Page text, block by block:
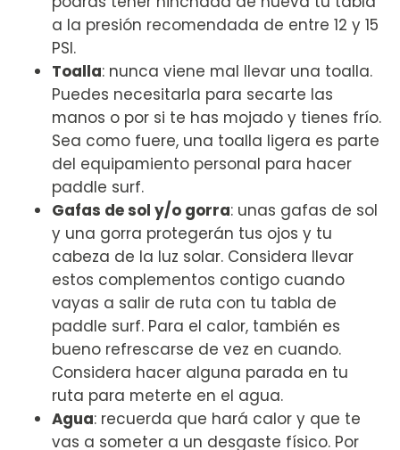
a la presión recomendada de entre 12 y 15
PSI.
Toalla: nunca viene mal llevar una toalla.
Puedes necesitarla para secarte las
manos o por si te has mojado y tienes frío.
Sea como fuere, una toalla ligera es parte
del equipamiento personal para hacer
paddle surf.
Gafas de sol y/o gorra: unas gafas de sol
y una gorra protegerán tus ojos y tu
cabeza de la luz solar. Considera llevar
estos complementos contigo cuando
vayas a salir de ruta con tu tabla de
paddle surf. Para el calor, también es
bueno refrescarse de vez en cuando.
Considera hacer alguna parada en tu
ruta para meterte en el agua.
Agua: recuerda que hará calor y que te
vas a someter a un desgaste físico. Por